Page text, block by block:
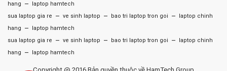
hang
–
laptop hamtech
sua laptop gia re
– ve sinh laptop – bao tri laptop tron goi –
laptop chinh
hang
–
laptop hamtech
sua laptop gia re
– ve sinh laptop – bao tri laptop tron goi –
laptop chinh
hang
– laptop hamtech